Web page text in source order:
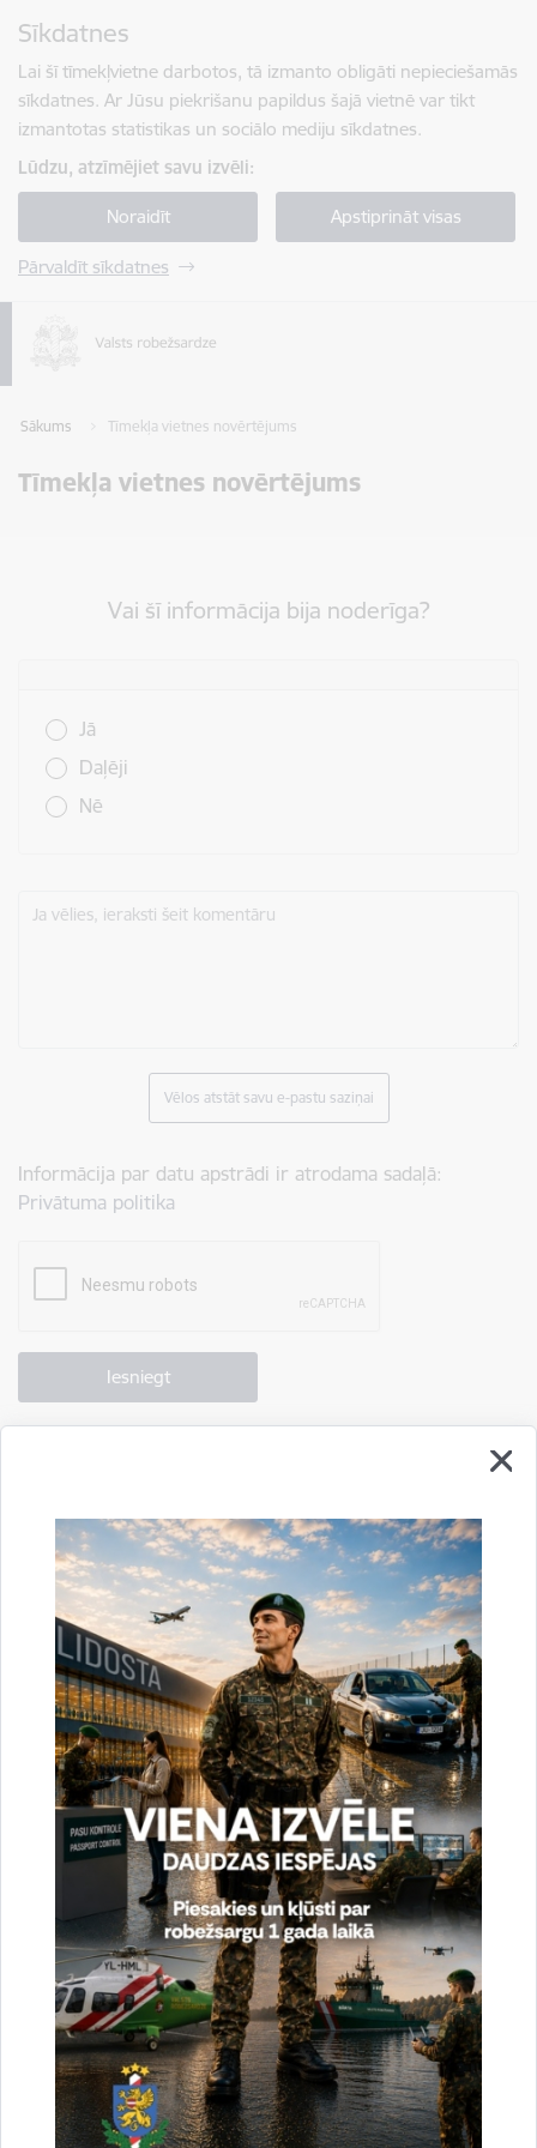
Sīkdatnes
Lai šī tīmekļvietne darbotos, tā izmanto obligāti nepieciešamās
sīkdatnes. Ar Jūsu piekrišanu papildus šajā vietnē var tikt
izmantotas statistikas un sociālo mediju sīkdatnes.
Lūdzu, atzīmējiet savu izvēli:
Noraidīt Apstiprināt visas
Pārvaldīt sīkdatnes
Sākums Tīmekļa vietnes novērtējums
Tīmekļa vietnes novērtējums
Vai šī informācija bija noderīga?
Jā
Daļēji
Nē
Ja vēlies, ieraksti šeit komentāru
Vēlos atstāt savu e-pastu saziņai
Informācija par datu apstrādi ir atrodama sadaļā:
Privātuma politika
Vai šī informācija bija noderīga?
Sniegt atsauksmi
Esi pirmais, kas uzzina!